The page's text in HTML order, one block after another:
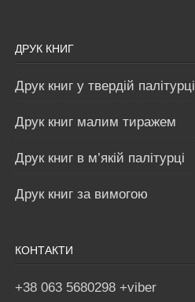
ДРУК КНИГ
Друк книг у твердій палітурці
Друк книг малим тиражем
Друк книг в м’якій палітурці
Друк книг за вимогою
КОНТАКТИ
+38 063 5680298 +viber